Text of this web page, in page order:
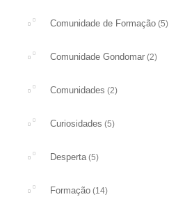
Comunidade de Formação (5)
Comunidade Gondomar (2)
Comunidades (2)
Curiosidades (5)
Desperta(5)
Formação (14)